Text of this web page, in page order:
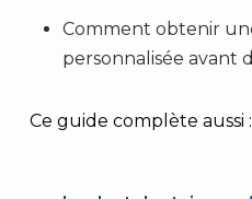
Comment obtenir
personnalisée avant
Ce guide complète aussi :